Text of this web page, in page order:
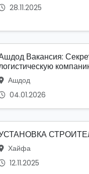
28.11.2025
Вакансия:
Ашдод
04.01.2026
Хайфа
12.11.2025